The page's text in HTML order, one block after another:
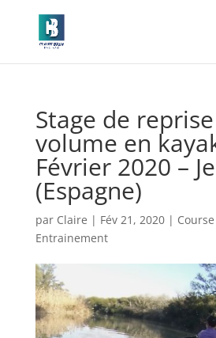
Stage de
volume en
Février 2020 –
(Espagne)
par Claire | Fév 21, 2020|
Entrainement